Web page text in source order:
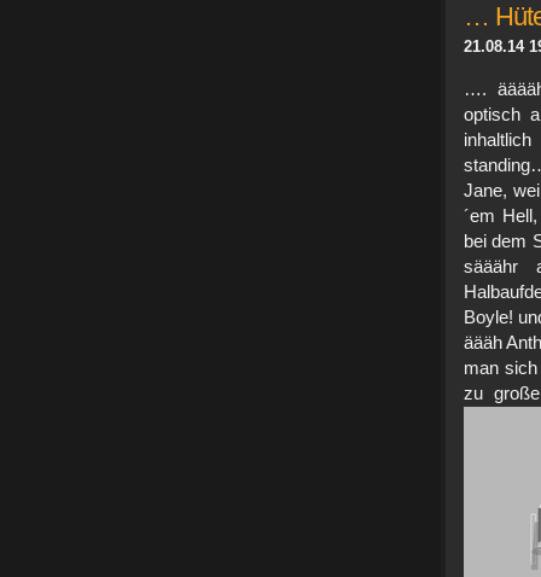
…
21.08.14
….
optisch
Jane,
´em
bei dem
sääähr
Boyle!
äääh
man
zu